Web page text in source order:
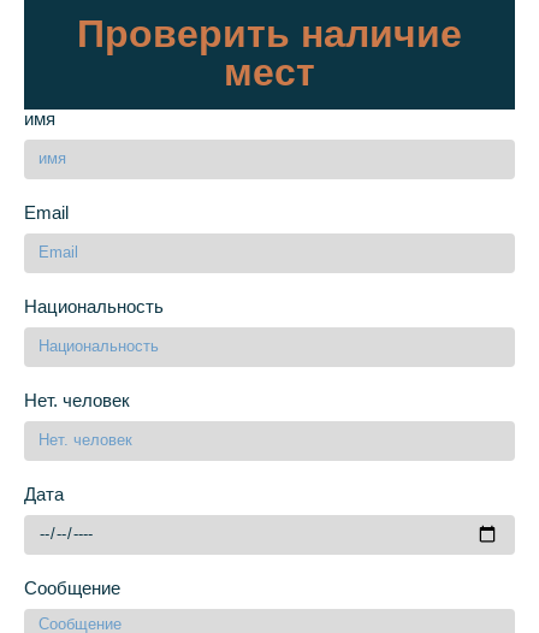
Проверить наличие
мест
имя
Email
Национальность
Нет. человек
Дата
Сообщение